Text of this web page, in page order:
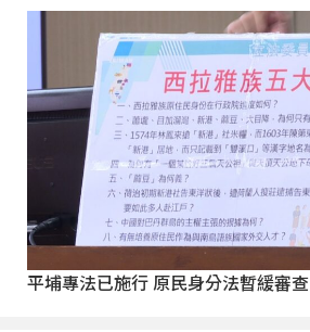
平埔專法已施行 原民身分法暫緩審查